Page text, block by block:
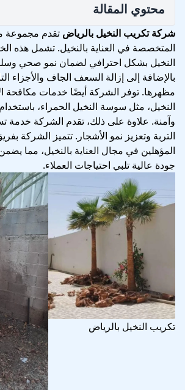
محتوي المقالة
شركة تكريب النخيل بالرياض تقدم مجموعة
المتخصصة في العناية بالنخيل. تشمل هذه
النخيل بشكل احترافي لضمان نمو صحي
بالإضافة إلى إزالة السعف الجاف والأجزاء
مظهرها. توفر الشركة أيضًا خدمات مكافحة
النخيل، مثل سوسة النخيل الحمراء،
وآمنة. علاوة على ذلك، تقدم الشركة خدمة
التربة وتعزيز نمو الأشجار. تتميز الشركة
المؤهلين في مجال العناية بالنخيل، مما
جودة عالية تلبي احتياجات العملاء.
تكريب النخيل بالرياض